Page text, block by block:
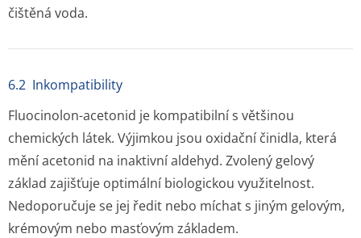
čištěná voda.
6.2 Inkompatibility
Fluocinolon-acetonid je kompatibilní s většinou
chemických látek. Výjimkou jsou oxidační činidla, která
mění acetonid na inaktivní aldehyd. Zvolený gelový
základ zajišťuje optimální biologickou využitelnost.
Nedoporučuje se jej ředit nebo míchat s jiným gelovým,
krémovým nebo masťovým základem.